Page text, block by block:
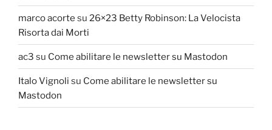
marco acorte su 26×23 Betty Robinson: La Velocista
Risorta dai Morti
ac3 su Come abilitare le newsletter su Mastodon
Italo Vignoli su Come abilitare le newsletter su
Mastodon